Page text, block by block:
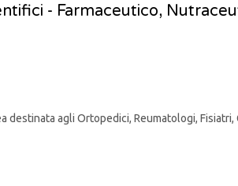
- Farmaceutico,
destinata agli Ortopedici, Reumatologi,